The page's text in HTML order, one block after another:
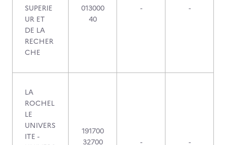
SUPERIE
UR ET
DE LA
RECHER
CHE
013000
40
- -
LA
ROCHEL
LE
UNIVERS
ITE -
191700
32700
- -